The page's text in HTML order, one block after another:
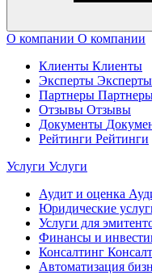
О компании О компании
Клиенты Клиенты
Эксперты Эксперты
Партнеры
Отзывы Отзывы
Документы
Рейтинги Рейтинги
Услуги Услуги
Аудит и оценка
Юридические
Услуги для
Финансы и
Консалтинг
Автоматизация